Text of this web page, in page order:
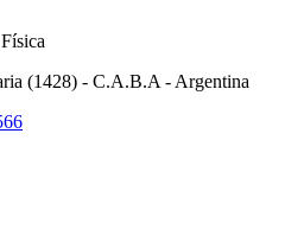
(1428) - C.A.B.A - Argentina